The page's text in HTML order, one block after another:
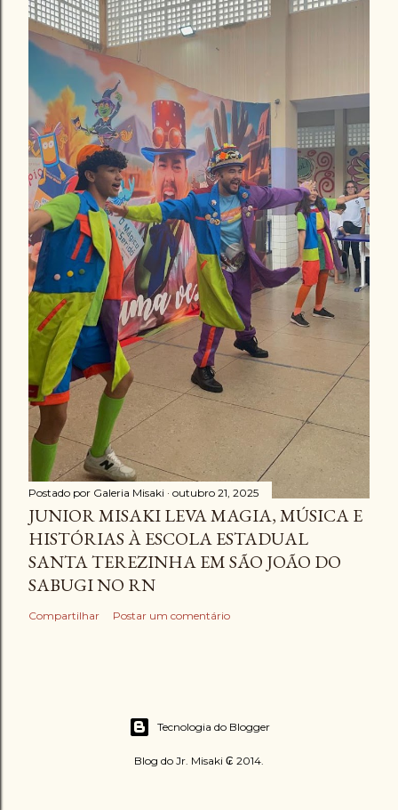
Postado por Galeria Misaki outubro 21, 2025
JUNIOR MISAKI LEVA MAGIA, MÚSICA E
HISTÓRIAS À ESCOLA ESTADUAL
SANTA TEREZINHA EM SÃO JOÃO DO
SABUGI NO RN
Compartilhar Postar um comentário
Tecnologia do Blogger
Blog do Jr. Misaki ₢ 2014.